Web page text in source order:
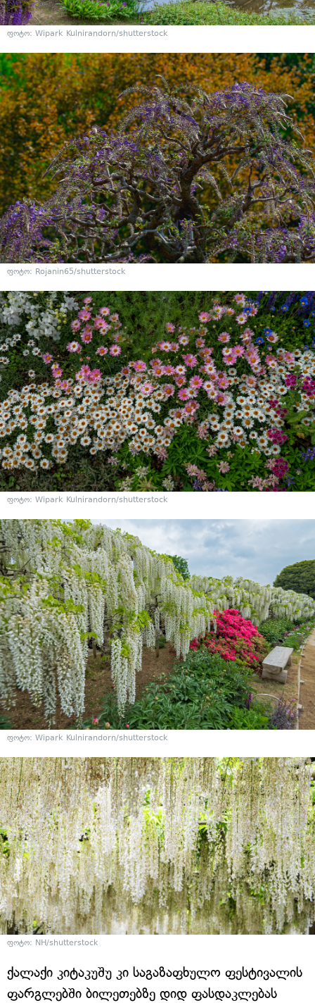
ფოტო: Wipark Kulnirandorn/shutterstock
ფოტო: Rojanin65/shutterstock
ფოტო: Wipark Kulnirandorn/shutterstock
ფოტო: Wipark Kulnirandorn/shutterstock
ფოტო: NH/shutterstock
ქალაქი კიტაკუშუ კი საგაზაფხულო ფესტივალის
ფარგლებში ბილეთებზე დიდ ფასდაკლებას